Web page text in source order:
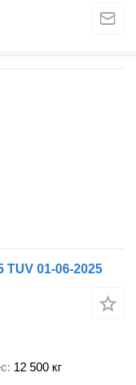
TUV 01-06-2025
12 500 кг